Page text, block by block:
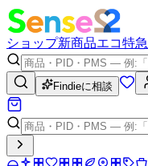
ショップ新商品エコ特急
Findieに相談